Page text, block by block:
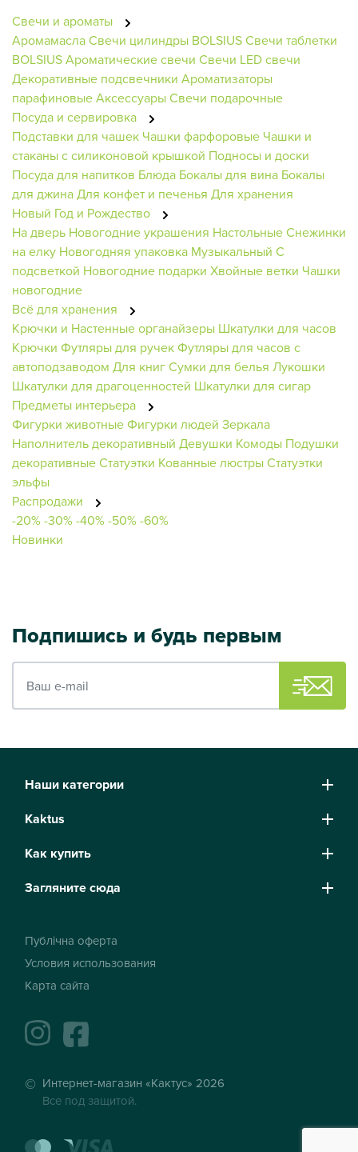
Свечи и ароматы
АромамаслаСвечи цилиндры BOLSIUSСвечи таблетки
BOLSIUSАроматические свечи Свечи LED свечи
Декоративные подсвечники Ароматизаторы
парафиновыеАксессуарыСвечи подарочные
Посуда и сервировка
Подставки для чашек Чашки фарфоровые Чашки и
стаканы с силиконовой крышкой Подносы и доски
Посуда для напитков Блюда Бокалы для вина Бокалы
для джинаДля конфет и печенья Для хранения
Новый Год и Рождество
На дверь Новогодние украшения НастольныеСнежинки
на елку Новогодняя упаковка Музыкальный С
подсветкой Новогодние подарки Хвойные ветки Чашки
новогодние
Всё для хранения
Крючки и Настенные органайзеры Шкатулки для часов
Крючки Футляры для ручекФутляры для часов с
автоподзаводом Для книгСумки для белья Лукошки
Шкатулки для драгоценностей Шкатулки для сигар
Предметы интерьера
Фигурки животныеФигурки людей Зеркала
Наполнитель декоративный Девушки Комоды Подушки
декоративныеСтатуэтки Кованные люстрыСтатуэтки
эльфы
Распродажи
-20%-30%-40%-50%-60%
Новинки
Подпишись и будь первым
Наши категории
Kaktus
Как купить
Загляните сюда
Публічна оферта
Условия использования
Карта сайта
instagramfacebook
Интернет-магазин «Кактус» 2026
Все под защитой.
mastercard